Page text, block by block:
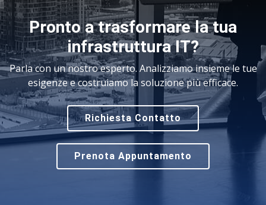
Pronto a trasformare la tua
infrastruttura IT?
Parla con un nostro esperto. Analizziamo insieme le tue
esigenze e costruiamo la soluzione più efficace.
Richiesta Contatto
Prenota Appuntamento